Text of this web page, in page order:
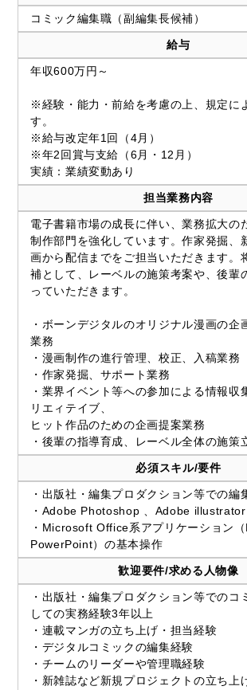
コミック編集職（副編集長候補）
給与
年収600万円～
※経験・能力・前給を考慮の上、規定に
す。
※給与改定年1回（4月）
※年2回賞与支給（6月・12月）
実績：業績変動あり
担当業務内容
電子書籍市場の成長に伴い、業務拡大の
制作部門を強化しています。作家発掘、
画から配信までをご担当いただきます。
補として、レーベルの施策考案や、後輩
っていただきます。
・ボーンデジタルのオリジナル漫画の企
業務
・漫画制作の進行管理、校正、入稿業務
・作家発掘、サポート業務
・業界イベント等への参加による情報収
リエィテイブ、
ヒット作品のための企画提案業務
・後輩の指導育成、レーベル全体の施策
必須スキル/要件
・出版社・編集プロダクション等での編
・Adobe Photoshop 、Adobe illustrator
・Microsoft Office系アプリケーション（
PowerPoint）の基本操作
歓迎要件/求める人物像
・出版社・編集プロダクション等でのコ
しての実務経験3年以上
・連載マンガの立ち上げ・担当経験
・デジタルコミックの編集経験
・チームのリーダーや管理職経験
・新雑誌など新規プロジェクトの立ち上